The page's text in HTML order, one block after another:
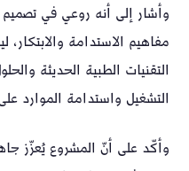
وأشار إلى أنه روعي في
مفاهيم الاستدامة
التقنيات الطبية الحديثة
التشغيل واستدامة الموارد
وأكّد على أنّ المشروع يُعزّز